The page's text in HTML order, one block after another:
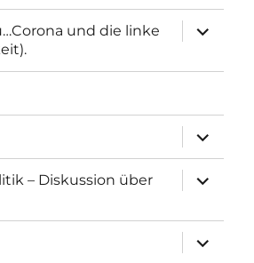
und die linke
anzeigen
anzeigen
– Diskussion über
anzeigen
anzeigen